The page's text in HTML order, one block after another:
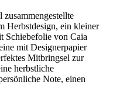
Herbstdesign, ein kleiner
Schiebefolie von Caia
mit Designerpapier
Mitbringsel zur
herbstliche
Note, einen